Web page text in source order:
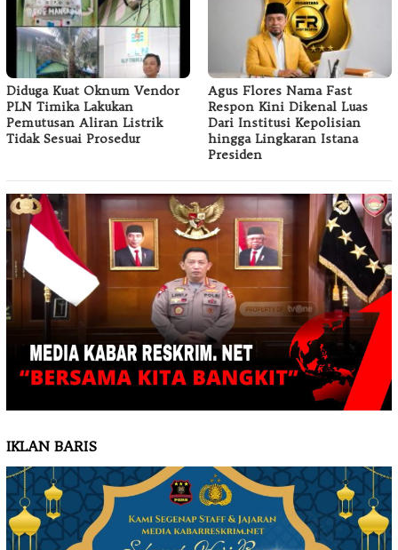
Diduga Kuat Oknum Vendor
PLN Timika Lakukan
Pemutusan Aliran Listrik
Tidak Sesuai Prosedur
Agus Flores Nama Fast
Respon Kini Dikenal Luas
Dari Institusi Kepolisian
hingga Lingkaran Istana
Presiden
IKLAN BARIS